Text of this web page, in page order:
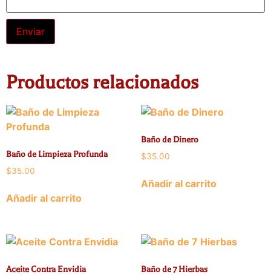
Productos relacionados
Baño de Limpieza Profunda
$35.00
Añadir al carrito
Baño de Dinero
$35.00
Añadir al carrito
Aceite Contra Envidia Baño de 7 Hierbas